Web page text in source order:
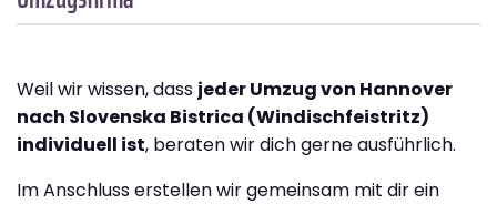
Weil wir wissen, dass jeder Umzug von Hannover
nach Slovenska Bistrica (Windischfeistritz)
individuell ist, beraten wir dich gerne ausführlich.
Im Anschluss erstellen wir gemeinsam mit dir ein